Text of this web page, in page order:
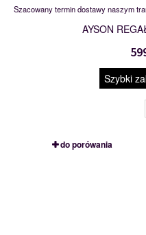
Szacowany termin dostawy naszym
AYSON
Szybki
do porówania